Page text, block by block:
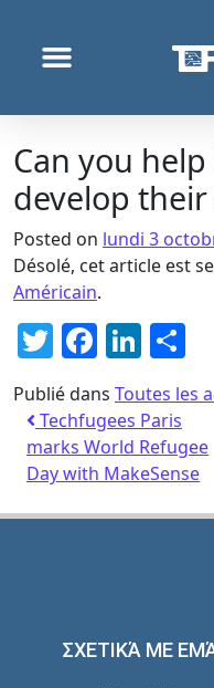
Can you
develop their
Posted on lundi 3
Désolé, cet article est
Américain.
Twitter
Publié dans Toutes les
Techfugees Paris
marks World Refugee
Day with MakeSense
ΣΧΕΤΙΚΆ ΜΕ